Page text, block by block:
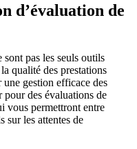
d’évaluation de
pas les seuls outils
qualité des prestations
gestion efficace des
pour des évaluations de
vous permettront entre
sur les attentes de